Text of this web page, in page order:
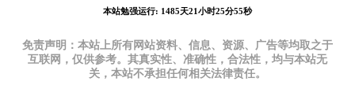
本站勉强运行: 1485天21小时25分56秒
免责声明：本站上所有网站资料、信息、资源、广告等均取之于
互联网，仅供参考。其真实性、准确性，合法性，均与本站无
关，本站不承担任何相关法律责任。